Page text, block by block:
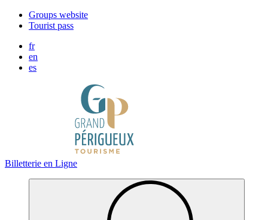
Groups website
Tourist pass
fr
en
es
Billetterie en Ligne